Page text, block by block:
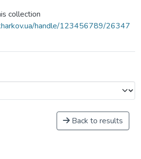
collection
handle/123456789/26347
Back to results